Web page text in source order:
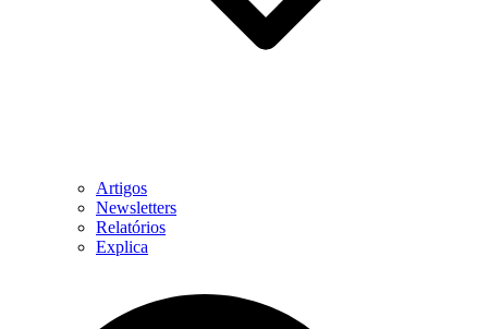
Artigos
Newsletters
Relatórios
Explica